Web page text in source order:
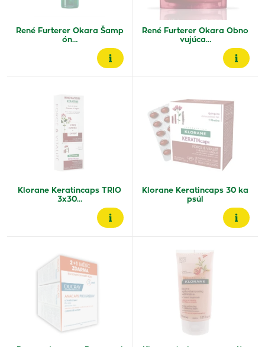
René Furterer Okara Šamp
ón…
René Furterer Okara Obno
vujúca…
Klorane Keratincaps TRIO
3x30…
Klorane Keratincaps 30 ka
psúl